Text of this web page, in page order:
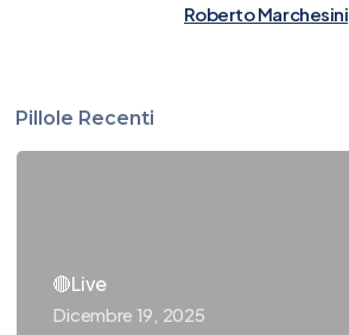
Roberto Marchesini
Pillole Recenti
🔴Live
Dicembre 19, 2025